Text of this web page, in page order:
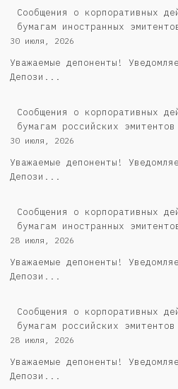
Сообщения о корпоративных
бумагам иностранных
30 июля, 2026
Уважаемые депоненты!
Депози...
Cообщения о корпоративных
бумагам российских эмитентов
30 июля, 2026
Уважаемые депоненты!
Депози...
Сообщения о корпоративных
бумагам иностранных
28 июля, 2026
Уважаемые депоненты!
Депози...
Cообщения о корпоративных
бумагам российских эмитентов
28 июля, 2026
Уважаемые депоненты!
Депози...